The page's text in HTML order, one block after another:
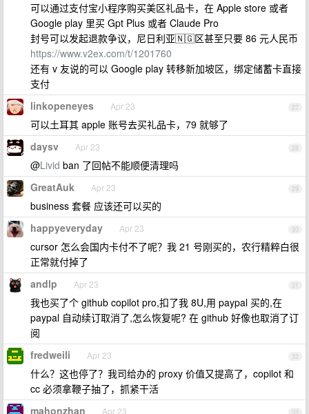
可以通过支付宝小程序购买美区礼品卡，在 Apple store 或者
Google play 里买 Gpt Plus 或者 Claude Pro
封号可以发起退款争议，尼日利亚🇳🇬区甚至只要 86 元人民币
https://www.v2ex.com/t/1201760
还有 v 友说的可以 Google play 转移新加坡区，绑定储蓄卡直接
支付
27
linkopeneyes Apr 23
可以土耳其 apple 账号去买礼品卡，79 就够了
28
daysv Apr 23
@Livid ban 了回帖不能顺便清理吗
29
GreatAuk Apr 23
business 套餐 应该还可以买的
30
happyeveryday Apr 23
cursor 怎么会国内卡付不了呢？我 21 号刚买的，农行精粹白很
正常就付掉了
31
andlp Apr 23
我也买了个 github copilot pro,扣了我 8U,用 paypal 买的,在
paypal 自动续订取消了,怎么恢复呢? 在 github 好像也取消了订
阅
32
fredweili Apr 23
什么？这也停了？我司给办的 proxy 价值又提高了，copilot 和
cc 必须拿鞭子抽了，抓紧干活
mahonzhan Apr 23